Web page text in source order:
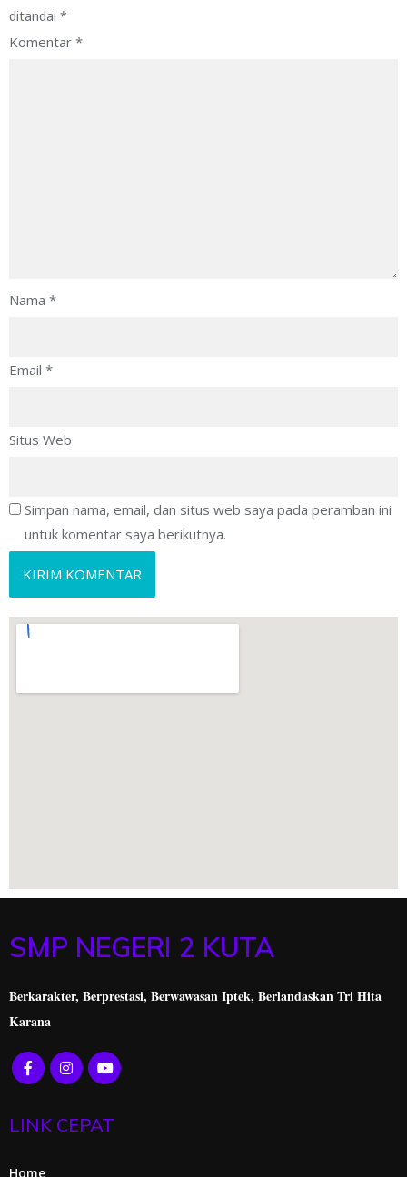
ditandai *
Komentar *
Nama *
Email *
Situs Web
Simpan nama, email, dan situs web saya pada peramban ini
untuk komentar saya berikutnya.
SMP NEGERI 2 KUTA
Berkarakter, Berprestasi, Berwawasan Iptek, Berlandaskan Tri Hita
Karana
LINK CEPAT
Home